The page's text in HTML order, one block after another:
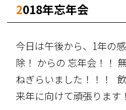
2018年忘年会
今日は午後から、1年の
除！ からの 忘年会！！
ねぎらいました！！！
来年に向けて頑張ります